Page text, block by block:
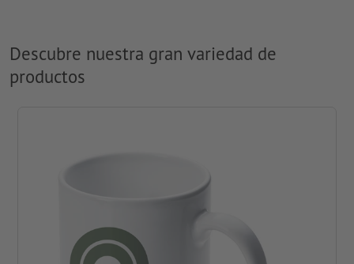
Descubre nuestra gran variedad de
productos